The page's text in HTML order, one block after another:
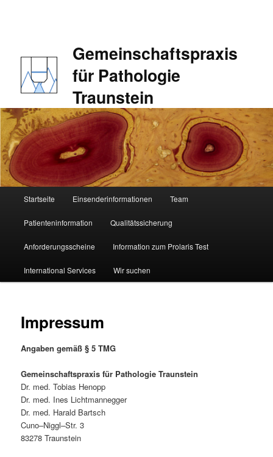
Gemeinschaftspraxis
für Pathologie
Traunstein
Startseite Einsenderinformationen Team
Patienteninformation Qualitätssicherung
Anforderungsscheine Information zum Prolaris Test
International Services Wir suchen
Impressum
Angaben gemäß § 5 TMG
Gemeinschaftspraxis für Pathologie Traunstein
Dr. med. Tobias Henopp
Dr. med. Ines Lichtmannegger
Dr. med. Harald Bartsch
Cuno–Niggl–Str. 3
83278 Traunstein